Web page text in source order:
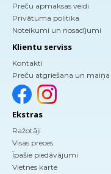
Preču apmaksas veidi
Privātuma politika
Noteikumi un nosacījumi
Klientu serviss
Kontakti
Preču atgriešana un maiņa
Ekstras
Ražotāji
Visas preces
Īpašie piedāvājumi
Vietnes karte